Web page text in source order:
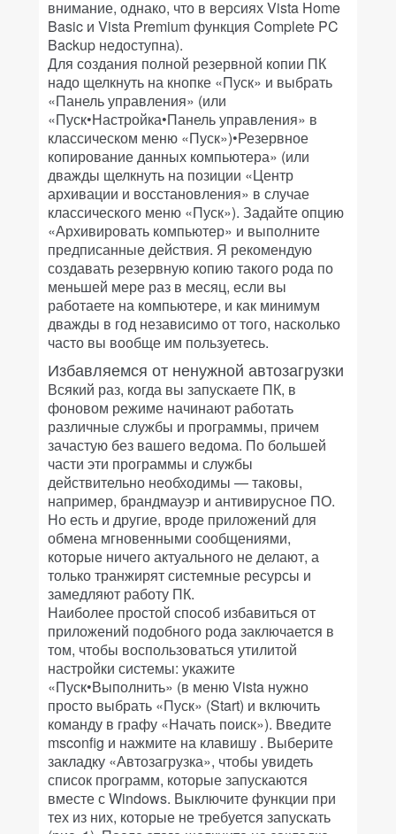
внимание, однако, что в версиях Vista Home
Basic и Vista Premium функция Complete PC
Backup недоступна).
Для создания полной резервной копии ПК
надо щелкнуть на кнопке «Пуск» и выбрать
«Панель управления» (или
«Пуск•Настройка•Панель управления» в
классическом меню «Пуск»)•Резервное
копирование данных компьютера» (или
дважды щелкнуть на позиции «Центр
архивации и восстановления» в случае
классического меню «Пуск»). Задайте опцию
«Архивировать компьютер» и выполните
предписанные действия. Я рекомендую
создавать резервную копию такого рода по
меньшей мере раз в месяц, если вы
работаете на компьютере, и как минимум
дважды в год независимо от того, насколько
часто вы вообще им пользуетесь.
Избавляемся от ненужной автозагрузки
Всякий раз, когда вы запускаете ПК, в
фоновом режиме начинают работать
различные службы и программы, причем
зачастую без вашего ведома. По большей
части эти программы и службы
действительно необходимы — таковы,
например, брандмауэр и антивирусное ПО.
Но есть и другие, вроде приложений для
обмена мгновенными сообщениями,
которые ничего актуального не делают, а
только транжирят системные ресурсы и
замедляют работу ПК.
Наиболее простой способ избавиться от
приложений подобного рода заключается в
том, чтобы воспользоваться утилитой
настройки системы: укажите
«Пуск•Выполнить» (в меню Vista нужно
просто выбрать «Пуск» (Start) и включить
команду в графу «Начать поиск»). Введите
msconfig и нажмите на клавишу . Выберите
закладку «Автозагрузка», чтобы увидеть
список программ, которые запускаются
вместе с Windows. Выключите функции при
тех из них, которые не требуется запускать